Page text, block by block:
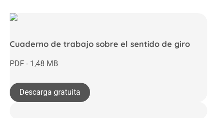
Cuaderno de trabajo sobre el sentido de giro
PDF - 1,48 MB
Descarga gratuita